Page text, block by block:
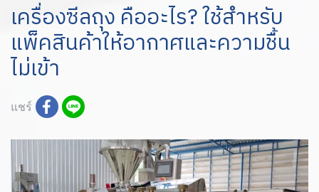
เครื่องซีลถุง คืออะไร? ใช้สำหรับ
แพ็คสินค้าให้อากาศและความชื้น
ไม่เข้า
แชร์